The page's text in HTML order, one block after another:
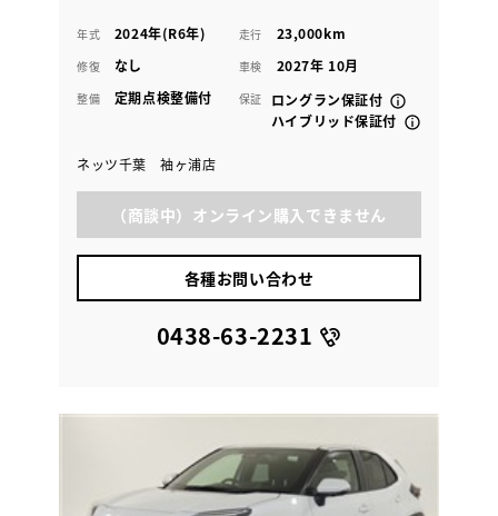
年式 2024年(R6年) 走行 23,000km
修復 なし 車検 2027年 10月
整備 定期点検整備付 保証
ロングラン保証付
ハイブリッド保証付
ネッツ千葉 袖ヶ浦店
（商談中）オンライン購入できません
各種お問い合わせ
0438-63-2231